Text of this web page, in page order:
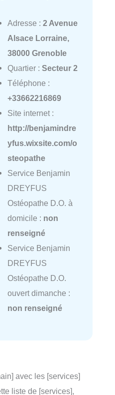
Adresse : 2 Avenue
Alsace Lorraine,
38000 Grenoble
Quartier : Secteur 2
Téléphone :
+33662216869
Site internet :
http://benjamindre
yfus.wixsite.com/o
steopathe
Service Benjamin
DREYFUS
Ostéopathe D.O. à
domicile : non
renseigné
Service Benjamin
DREYFUS
Ostéopathe D.O.
ouvert dimanche :
non renseigné
avec les [services]
liste de [services],